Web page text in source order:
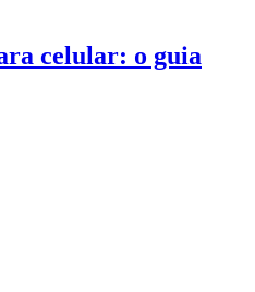
celular: o guia